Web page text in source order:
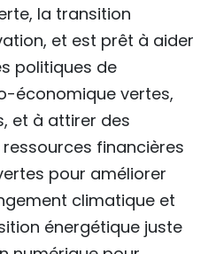
la transition
et est prêt à aider
politiques de
économique vertes,
et à attirer des
financières
pour améliorer
climatique et
énergétique juste